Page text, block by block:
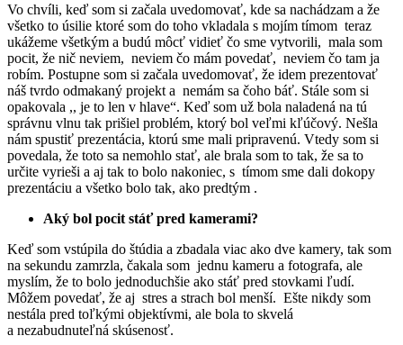
Vo chvíli, keď som si začala uvedomovať, kde sa nachádzam a že
všetko to úsilie ktoré som do toho vkladala s mojím tímom teraz
ukážeme všetkým a budú môcť vidieť čo sme vytvorili, mala som
pocit, že nič neviem, neviem čo mám povedať, neviem čo tam ja
robím. Postupne som si začala uvedomovať, že idem prezentovať
náš tvrdo odmakaný projekt a nemám sa čoho báť. Stále som si
opakovala ,, je to len v hlave“. Keď som už bola naladená na tú
správnu vlnu tak prišiel problém, ktorý bol veľmi kľúčový. Nešla
nám spustiť prezentácia, ktorú sme mali pripravenú. Vtedy som si
povedala, že toto sa nemohlo stať, ale brala som to tak, že sa to
určite vyrieši a aj tak to bolo nakoniec, s tímom sme dali dokopy
prezentáciu a všetko bolo tak, ako predtým .
Aký bol pocit stáť pred kamerami?
Keď som vstúpila do štúdia a zbadala viac ako dve kamery, tak som
na sekundu zamrzla, čakala som jednu kameru a fotografa, ale
myslím, že to bolo jednoduchšie ako stáť pred stovkami ľudí.
Môžem povedať, že aj stres a strach bol menší. Ešte nikdy som
nestála pred toľkými objektívmi, ale bola to skvelá
a nezabudnuteľná skúsenosť.